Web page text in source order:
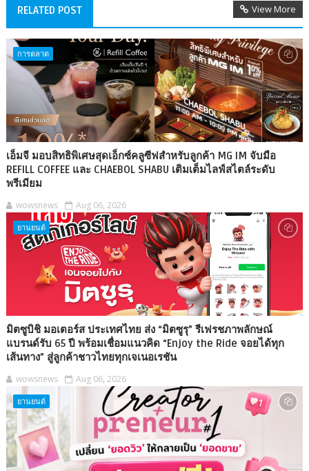
RELATED POST View More
การตลาด
เอ็มจี มอบสิทธิพิเศษสุดเอ็กซ์คลูซีฟสำหรับลูกค้า MG IM จับมือ
REFILL COFFEE และ CHAEBOL SHABU เติมเต็มไลฟ์สไตล์ระดับ
พรีเมียม
wowsnews Aug 06, 2026
ยานยนต์
มิตซูบิชิ มอเตอร์ส ประเทศไทย ส่ง “มิตซูรุ” รีเฟรชภาพลักษณ์
แบรนด์รับ 65 ปี พร้อมเชื่อมแนวคิด “Enjoy the Ride จอยได้ทุก
เส้นทาง” สู่ลูกค้าชาวไทยทุกเจเนอเรชัน
wowsnews Aug 06, 2026
ยานยนต์